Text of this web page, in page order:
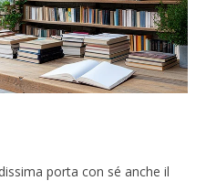
porta con sé anche il